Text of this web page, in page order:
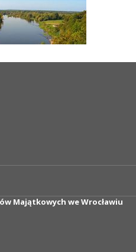
Majątkowych we Wrocławiu